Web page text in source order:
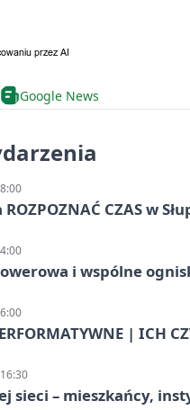
Google News
CZAS w
i wspólne
| ICH
sieci – mieszkańcy,